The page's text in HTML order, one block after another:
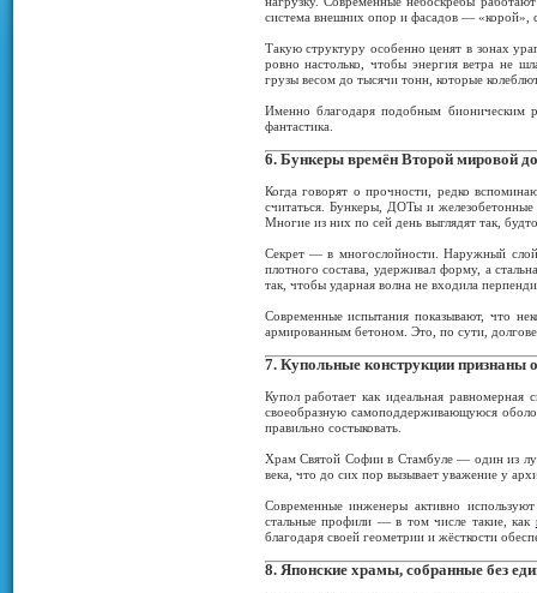
система внешних опор и фасадов — «корой»,
Такую структуру особенно ценят в зонах
ровно настолько, чтобы энергия ветра не
грузы весом до тысячи тонн, которые
Именно благодаря подобным бионическим
фантастика.
6. Бункеры времён Второй мировой
Когда говорят о прочности, редко
считаться. Бункеры, ДОТы и
Многие из них по сей день выглядят так,
Секрет — в многослойности. Наружный слой
плотного состава, удерживал форму, а
так, чтобы ударная волна не входила
Современные испытания показывают, что
армированным бетоном. Это, по сути,
7. Купольные конструкции
Купол работает как идеальная
своеобразную самоподдерживающуюся
правильно состыковать.
Храм Святой Софии в Стамбуле — один из
века, что до сих пор вызывает уважение у
Современные инженеры активно
стальные профили — в том числе такие, как
благодаря своей геометрии и жёсткости
8. Японские храмы, собранные без